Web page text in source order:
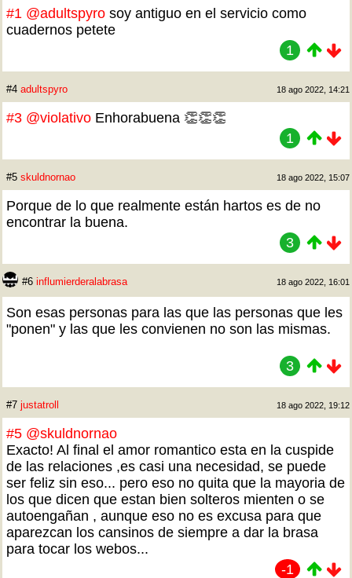
#1 @adultspyro soy antiguo en el servicio como
cuadernos petete
1
#4 adultspyro 18 ago 2022, 14:21
#3 @violativo Enhorabuena 👏👏👏
1
#5 skuldnornao 18 ago 2022, 15:07
Porque de lo que realmente están hartos es de no
encontrar la buena.
3
#6 influmierderalabrasa 18 ago 2022, 16:01
Son esas personas para las que las personas que les
"ponen" y las que les convienen no son las mismas.
3
#7 justatroll 18 ago 2022, 19:12
#5 @skuldnornao
Exacto! Al final el amor romantico esta en la cuspide
de las relaciones ,es casi una necesidad, se puede
ser feliz sin eso... pero eso no quita que la mayoria de
los que dicen que estan bien solteros mienten o se
autoengañan , aunque eso no es excusa para que
aparezcan los cansinos de siempre a dar la brasa
para tocar los webos...
-1